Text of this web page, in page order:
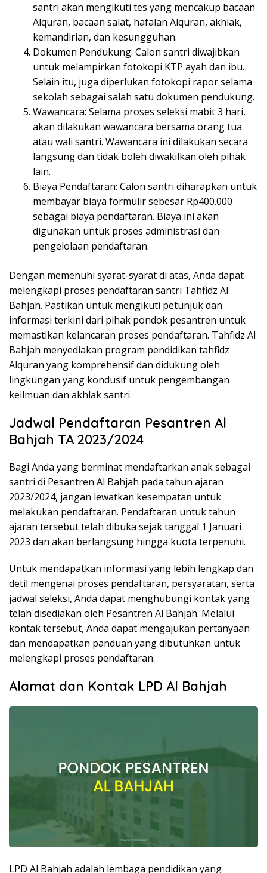
santri akan mengikuti tes yang mencakup bacaan
Alquran, bacaan salat, hafalan Alquran, akhlak,
kemandirian, dan kesungguhan.
Dokumen Pendukung: Calon santri diwajibkan
untuk melampirkan fotokopi KTP ayah dan ibu.
Selain itu, juga diperlukan fotokopi rapor selama
sekolah sebagai salah satu dokumen pendukung.
Wawancara: Selama proses seleksi mabit 3 hari,
akan dilakukan wawancara bersama orang tua
atau wali santri. Wawancara ini dilakukan secara
langsung dan tidak boleh diwakilkan oleh pihak
lain.
Biaya Pendaftaran: Calon santri diharapkan untuk
membayar biaya formulir sebesar Rp400.000
sebagai biaya pendaftaran. Biaya ini akan
digunakan untuk proses administrasi dan
pengelolaan pendaftaran.
Dengan memenuhi syarat-syarat di atas, Anda dapat
melengkapi proses pendaftaran santri Tahfidz Al
Bahjah. Pastikan untuk mengikuti petunjuk dan
informasi terkini dari pihak pondok pesantren untuk
memastikan kelancaran proses pendaftaran. Tahfidz Al
Bahjah menyediakan program pendidikan tahfidz
Alquran yang komprehensif dan didukung oleh
lingkungan yang kondusif untuk pengembangan
keilmuan dan akhlak santri.
Jadwal Pendaftaran Pesantren Al
Bahjah TA 2023/2024
Bagi Anda yang berminat mendaftarkan anak sebagai
santri di Pesantren Al Bahjah pada tahun ajaran
2023/2024, jangan lewatkan kesempatan untuk
melakukan pendaftaran. Pendaftaran untuk tahun
ajaran tersebut telah dibuka sejak tanggal 1 Januari
2023 dan akan berlangsung hingga kuota terpenuhi.
Untuk mendapatkan informasi yang lebih lengkap dan
detil mengenai proses pendaftaran, persyaratan, serta
jadwal seleksi, Anda dapat menghubungi kontak yang
telah disediakan oleh Pesantren Al Bahjah. Melalui
kontak tersebut, Anda dapat mengajukan pertanyaan
dan mendapatkan panduan yang dibutuhkan untuk
melengkapi proses pendaftaran.
Alamat dan Kontak LPD Al Bahjah
LPD Al Bahjah adalah lembaga pendidikan yang